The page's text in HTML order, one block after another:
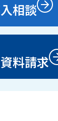
相談
料請求